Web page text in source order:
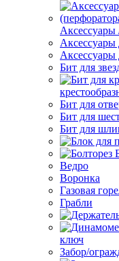
Аксессуары
Аксессуары
Бит для
Бит для
Бит для
Бит для
Ведро
Воронка
Газовая
Грабли
ключ
Забор/